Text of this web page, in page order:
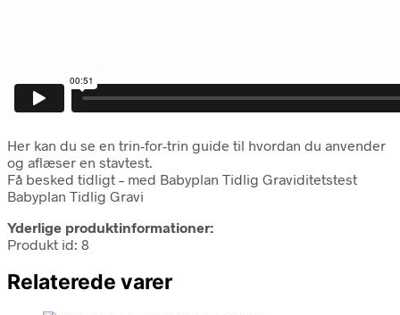
Her kan du se en trin-for-trin guide til hvordan du anvender
og aflæser en stavtest.
Få besked tidligt – med Babyplan Tidlig Graviditetstest
Babyplan Tidlig Gravi
Yderlige produktinformationer:
Produkt id: 8
Relaterede varer